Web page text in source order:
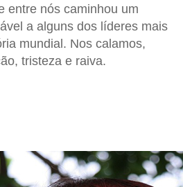
entre nós caminhou um
a alguns dos líderes mais
mundial. Nos calamos,
tristeza e raiva.